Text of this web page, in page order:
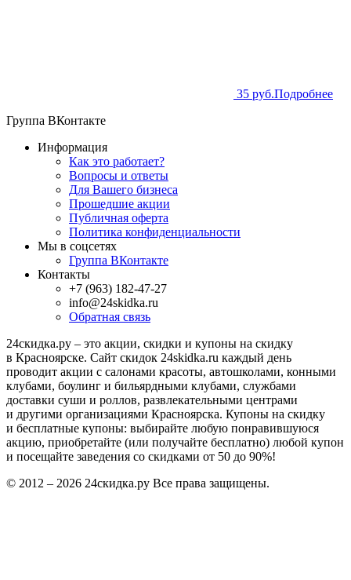
35 руб.Подробнее
Группа ВКонтакте
Информация
Как это работает?
Вопросы и ответы
Для Вашего бизнеса
Прошедшие акции
Публичная оферта
Политика конфиденциальности
Мы в соцсетях
Группа ВКонтакте
Контакты
+7 (963) 182-47-27
info@24skidka.ru
Обратная связь
24скидка.ру – это акции, скидки и купоны на скидку
в Красноярске. Сайт скидок 24skidka.ru каждый день
проводит акции с салонами красоты, автошколами, конными
клубами, боулинг и бильярдными клубами, службами
доставки суши и роллов, развлекательными центрами
и другими организациями Красноярска. Купоны на скидку
и бесплатные купоны: выбирайте любую понравившуюся
акцию, приобретайте (или получайте бесплатно) любой купон
и посещайте заведения со скидками от 50 до 90%!
© 2012 – 2026 24скидка.ру Все права защищены.